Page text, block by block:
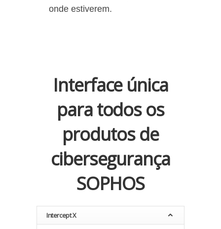
onde estiverem.
Interface única
para todos os
produtos de
cibersegurança
SOPHOS
Intercept X